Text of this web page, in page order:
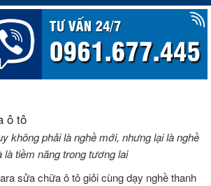
ô tô
không phải là nghề mới, nhưng lại là nghề
là tiềm năng trong tương lai
sửa chữa ô tô giỏi cùng dạy nghề thanh